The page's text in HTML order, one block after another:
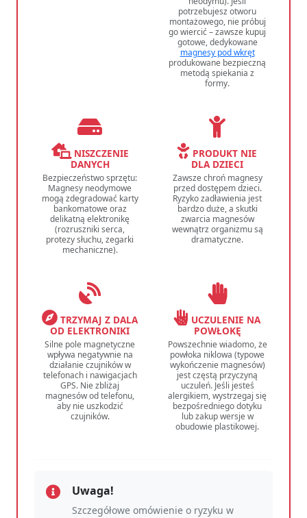
potrzebujesz otworu
montażowego, nie próbuj
go wiercić – zawsze kupuj
gotowe, dedykowane
magnesy pod wkręt
produkowane bezpieczną
metodą spiekania z
formy.
NISZCZENIE
DANYCH
Bezpieczeństwo sprzętu:
Magnesy neodymowe
mogą zdegradować karty
bankomatowe oraz
delikatną elektronikę
(rozruszniki serca,
protezy słuchu, zegarki
mechaniczne).
PRODUKT NIE
DLA DZIECI
Zawsze chroń magnesy
przed dostępem dzieci.
Ryzyko zadławienia jest
bardzo duże, a skutki
zwarcia magnesów
wewnątrz organizmu są
dramatyczne.
TRZYMAJ Z DALA
OD ELEKTRONIKI
Silne pole magnetyczne
wpływa negatywnie na
działanie czujników w
telefonach i nawigacjach
GPS. Nie zbliżaj
magnesów od telefonu,
aby nie uszkodzić
czujników.
UCZULENIE NA
POWŁOKĘ
Powszechnie wiadomo, że
powłoka niklowa (typowe
wykończenie magnesów)
jest częstą przyczyną
uczuleń. Jeśli jesteś
alergikiem, wystrzegaj się
bezpośredniego dotyku
lub zakup wersje w
obudowie plastikowej.
Uwaga!
Szczegółowe omówienie o ryzyku w